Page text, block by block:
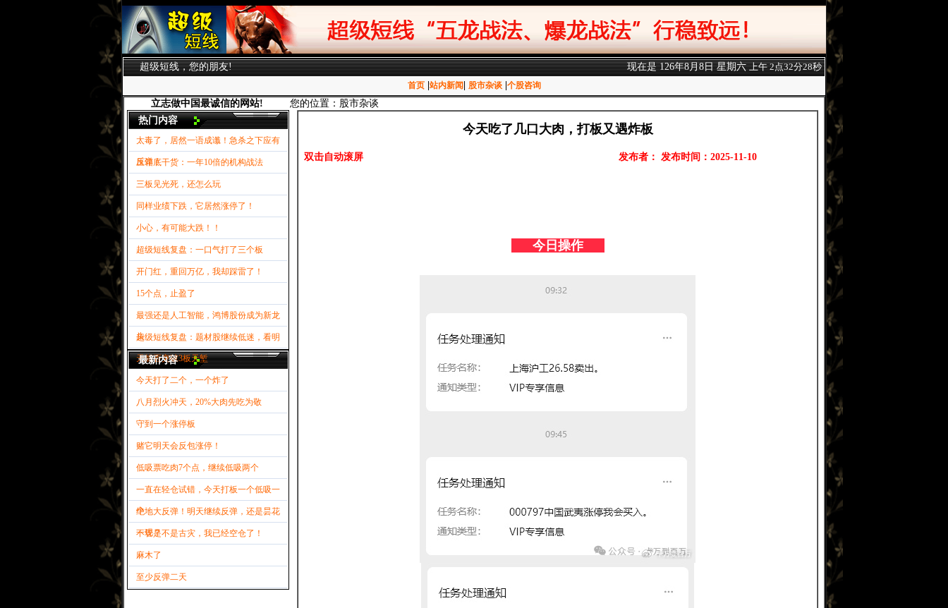
超级短线，您的朋友! 现在是126年8月8日 星期六上午 2点32分30秒
首页| 站内新闻| 股市杂谈| 个股咨询
立志做中国最诚信的网站!
您的位置：股市杂谈
热门内容
太毒了，居然一语成谶！急杀之下应有
反弹！
压箱底干货：一年10倍的机构战法
三板见光死，还怎么玩
同样业绩下跌，它居然涨停了！
小心，有可能大跌！！
超级短线复盘：一口气打了三个板
开门红，重回万亿，我却踩雷了！
15个点，止盈了
最强还是人工智能，鸿博股份成为新龙
头
超级短线复盘：题材股继续低迷，看明
天能否突破3板天堑
最新内容
今天打了二个，一个炸了
八月烈火冲天，20%大肉先吃为敬
守到一个涨停板
赌它明天会反包涨停！
低吸票吃肉7个点，继续低吸两个
一直在轻仓试错，今天打板一个低吸一
个
绝地大反弹！明天继续反弹，还是昙花
一现？
不管是不是古灾，我已经空仓了！
麻木了
至少反弹二天
今天吃了几口大肉，打板又遇炸板
双击自动滚屏 发布者： 发布时间：2025-11-10
今日操作